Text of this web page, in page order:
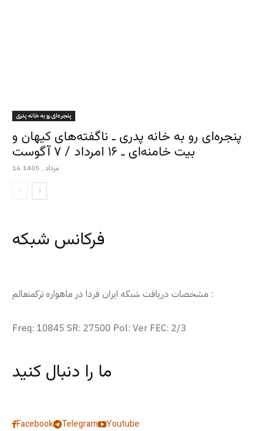
پنجره‌ای رو به خانه پدری
پنجره‌ای رو به خانه پدری ـ ناگفته‌های کیهان و
بیت خامنه‌ای ـ ۱۶ امرداد / ۷ آگوست
16 مرداد , 1405
فرکانس شبکه
مشخصات دریافت شبکه ایران فردا در ماهواره ترکمنعالم :
Freq: 10845 SR: 27500 Pol: Ver FEC: 2/3
ما را دنبال کنید
Facebook Telegram Youtube